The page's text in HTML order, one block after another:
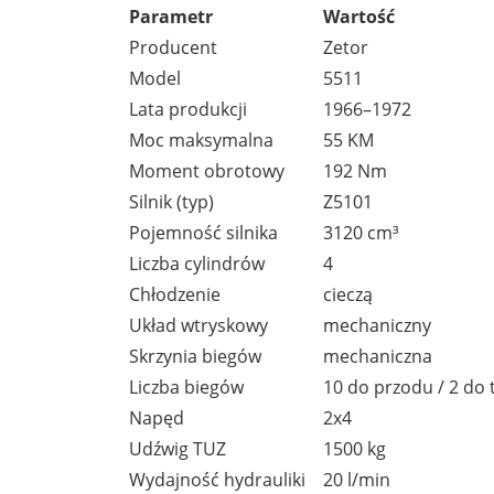
Parametr
Wartość
Producent
Zetor
Model
5511
Lata produkcji
1966–1972
Moc maksymalna
55 KM
Moment obrotowy
192 Nm
Silnik (typ)
Z5101
Pojemność silnika
3120 cm³
Liczba cylindrów
4
Chłodzenie
cieczą
Układ wtryskowy
mechaniczny
Skrzynia biegów
mechaniczna
Liczba biegów
10 do przodu / 2 do
Napęd
2x4
Udźwig TUZ
1500 kg
Wydajność hydrauliki
20 l/min